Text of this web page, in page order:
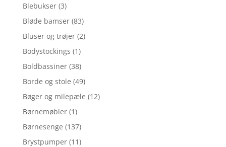
Blebukser (3)
Bløde bamser (83)
Bluser og trøjer (2)
Bodystockings (1)
Boldbassiner (38)
Borde og stole (49)
Bøger og milepæle (12)
Børnemøbler (1)
Børnesenge (137)
Brystpumper (11)